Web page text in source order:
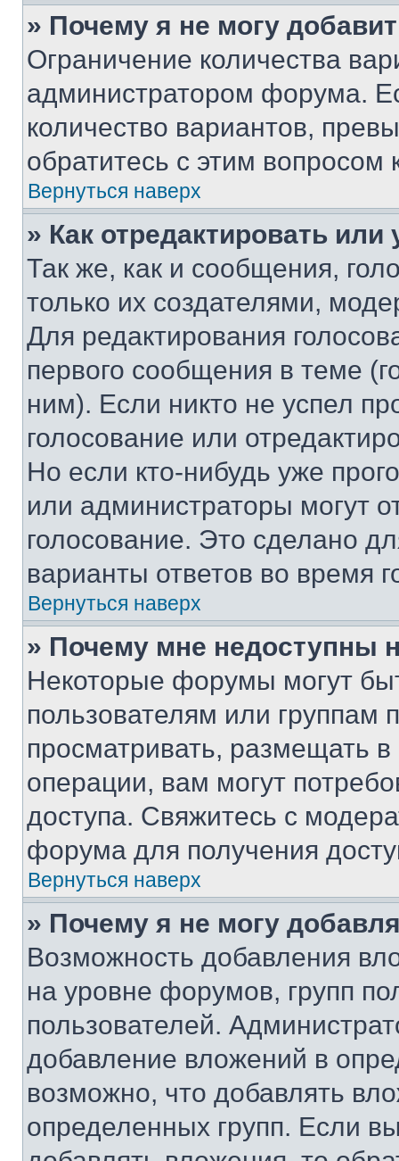
» Почему я не могу
Ограничение количества
администратором форума.
количество вариантов,
обратитесь с этим вопросом
Вернуться наверх
» Как отредактировать
Так же, как и сообщения,
только их создателями,
Для редактирования
первого сообщения в теме
ним). Если никто не успел
голосование или
Но если кто-нибудь уже
или администраторы могут
голосование. Это сделано
варианты ответов во время
Вернуться наверх
» Почему мне недоступны
Некоторые форумы могут
пользователям или группам
просматривать, размещать
операции, вам могут
доступа. Свяжитесь с
форума для получения
Вернуться наверх
» Почему я не могу
Возможность добавления
на уровне форумов, групп
пользователей.
добавление вложений в
возможно, что добавлять
определенных групп. Если